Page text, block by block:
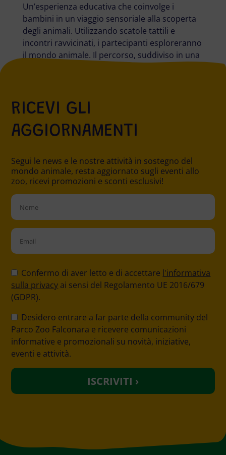
Un’esperienza educativa che coinvolge i
bambini in un viaggio sensoriale alla scoperta
degli animali. Utilizzando scatole tattili e
incontri ravvicinati, i partecipanti esploreranno
il mondo animale. Il percorso, suddiviso in una
RICEVI GLI
AGGIORNAMENTI
Segui le news e le nostre attività in sostegno del
mondo animale, resta aggiornato sugli eventi allo
zoo, ricevi promozioni e sconti esclusivi!
leave
this
field
Confermo di aver letto e di accettare l'informativa
sulla privacy ai sensi del Regolamento UE 2016/679
(GDPR).
Desidero entrare a far parte della community del
Parco Zoo Falconara e ricevere comunicazioni
informative e promozionali su novità, iniziative,
eventi e attività.